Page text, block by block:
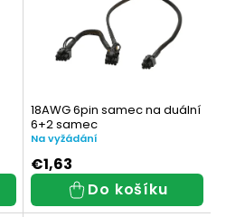
18AWG 6pin samec na duální
6+2 samec
Na vyžádání
€1,63
Do košíku